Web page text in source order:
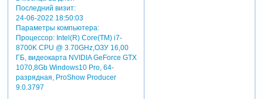
Последний визит:
24-06-2022 18:50:03
Параметры компьютера:
Процессор: Intel(R) Core(TM) i7-
8700K CPU @ 3.70GHz,ОЗУ 16,00
ГБ, видеокарта NVIDIA GeForce GTX
1070,8Gb Windows10 Pro, 64-
разрядная, ProShow Producer
9.0.3797